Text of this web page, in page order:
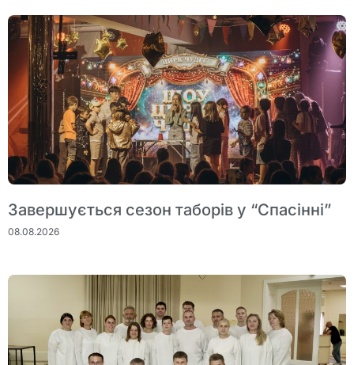
Завершується сезон таборів у “Спасінні”
08.08.2026